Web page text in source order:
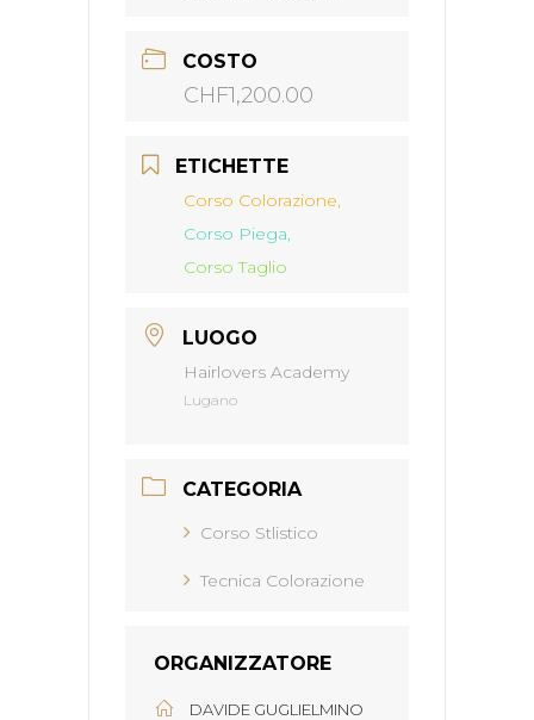
COSTO
CHF1,200.00
ETICHETTE
Corso Colorazione,
Corso Piega,
Corso Taglio
LUOGO
Hairlovers Academy
Lugano
CATEGORIA
Corso Stlistico
Tecnica Colorazione
ORGANIZZATORE
DAVIDE GUGLIELMINO